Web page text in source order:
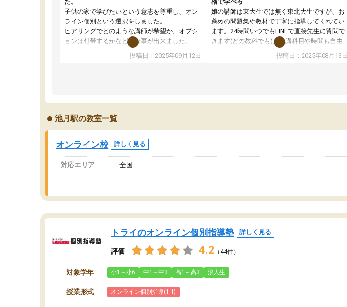
た。
子供の家で学びたいという意志を尊重し、オン
ライン個別という選択をしました。
ヒアリングでどのような講師が希望か、オプシ
ョンは付帯するかなど選ぶ事が出来ました。
講師とのマッチング後講師との初回ミーティン
グを行い、その講師で良いか他の講師を希望す
オンラインツールを使用した単語帳の共有があ
り宿題もそちらで出される形でした。
2ヶ月で担当講師の方がお辞めになると言う事で
講師変更の申し出があり、あまりに短期での変
更だった為、塾に通う事にして退会しました。
遅れも取り戻せ、授業内容や講師の方は良かっ
投稿日：2025年09月12日
格で学べる
娘の講師は東大生では無く東北大生ですが、お
薦めの問題集や教材で丁寧に指導してくれてい
ます。24時間いつでもLINEで直接先生に質問で
きます(どの教科でも)。受講科目や時間も自由
に決めれるので、個人に合った勉強ができると
思います。カリキュラム相談みたいなのがあり
ます。講師も合わなければチェンジできます
投稿日：2025年08月13日
池月駅の教室一覧
オンライン校 詳しく見る
対応エリア 全国
トライのオンライン個別指導塾 詳しく見る
評価 4.2 （44件）
対象学年 小1～小6 中1～中3 高1～高3 浪人生
授業形式 オンライン個別指導(1:1)